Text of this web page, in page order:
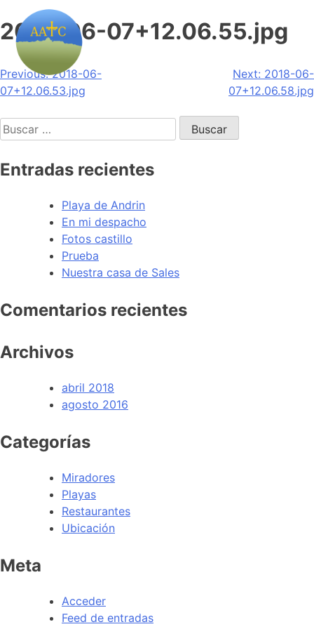
2018-06-07+12.06.55.jpg
Navegación
de
entradas
Previous: 2018-06-
07+12.06.53.jpg
Next: 2018-06-
07+12.06.58.jpg
Buscar:
Entradas recientes
Playa de Andrin
En mi despacho
Fotos castillo
Prueba
Nuestra casa de Sales
Comentarios recientes
Archivos
abril 2018
agosto 2016
Categorías
Miradores
Playas
Restaurantes
Ubicación
Meta
Acceder
Feed de entradas